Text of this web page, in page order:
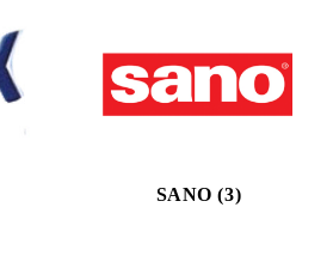
SANO (3)